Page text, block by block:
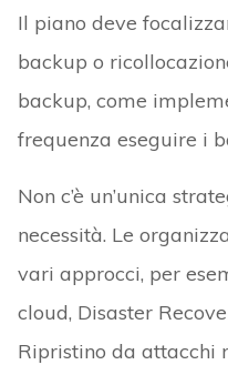
Il piano deve
backup o
backup, come
frequenza eseguire i
Non c’è un’unica
necessità. Le
vari approcci, per
cloud, Disaster
Ripristino da attacchi